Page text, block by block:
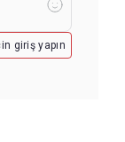
giriş yapın